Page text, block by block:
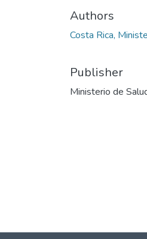
Authors
Costa Rica,
Publisher
Ministerio de